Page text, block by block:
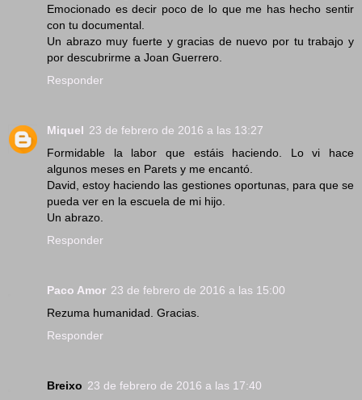
Emocionado es decir poco de lo que me has hecho sentir
con tu documental.
Un abrazo muy fuerte y gracias de nuevo por tu trabajo y
por descubrirme a Joan Guerrero.
Responder
Miquel 23 de febrero de 2016 a las 13:27
Formidable la labor que estáis haciendo. Lo vi hace
algunos meses en Parets y me encantó.
David, estoy haciendo las gestiones oportunas, para que se
pueda ver en la escuela de mi hijo.
Un abrazo.
Responder
Paco Amor 23 de febrero de 2016 a las 15:00
Rezuma humanidad. Gracias.
Responder
Breixo 23 de febrero de 2016 a las 17:40